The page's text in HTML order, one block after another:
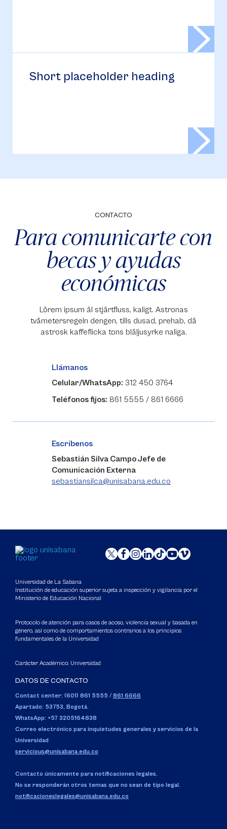
Short placeholder heading
CONTACTO
Para comunicarte con
becas y ayudas
económicas
Lörem ipsum äl stjärtfluss, kaligt. Astronas
tvåmetersregeln dengen, tills dusad, prehab, då
astrosk kaffeflicka tons blåljusyrke naliga.
Llámanos
Celular/WhatsApp: 312 450 3764
Teléfonos fijos: 861 5555 / 861 6666
Escríbenos
Sebastián Silva Campo Jefe de
Comunicación Externa
sebastiansilca@unisabana.edu.co
Universidad de La Sabana
Institución de educación superior sujeta a inspección y vigilancia por el
Ministerio de Educación Nacional
Protocolo de atención para casos de acoso, violencia sexual y basada en
género, así como de comportamientos contrarios a los principios
fundamentales de la Universidad
Carácter Académico: Universidad
DATOS DE CONTACTO
Contact center: (601) 861 5555 / 861 6666
Apartado: 53753, Bogotá.
WhatsApp: +57 3205164838
Correo electrónico para inquietudes generales y servicios de la
Universidad
servicious@unisabana.edu.co
Contacto únicamente para notificaciones legales.
No se responderán otros temas que no sean de tipo legal.
notificacioneslegales@unisabana.edu.co